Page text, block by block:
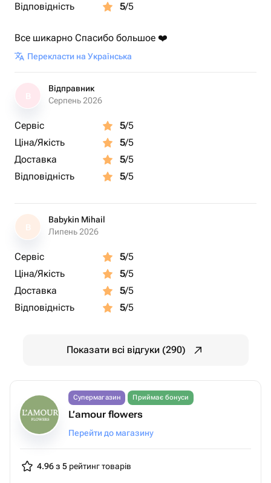
Відповідність 5/5
Все шикарно Спасибо большое ❤️
Перекласти на Українська
Відправник
Серпень 2026
Сервіс 5/5
Ціна/Якість
5/5
Доставка
5/5
Відповідність
5/5
B
Babykin Mihail
Липень 2026
Сервіс 5/5
Ціна/Якість
5/5
Доставка
5/5
Відповідність
5/5
Показати всі відгуки (290)
Супермагазин Приймає бонуси
L’amour flowers
Перейти до магазину
4.96 з 5 рейтинг товарів